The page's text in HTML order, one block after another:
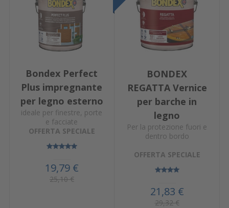
Bondex Perfect
Plus impregnante
per legno esterno
ideale per finestre, porte
e facciate
OFFERTA SPECIALE
19,79 €
25,10 €
BONDEX
REGATTA Vernice
per barche in
legno
Per la protezione fuori e
dentro bordo
OFFERTA SPECIALE
21,83 €
29,32 €